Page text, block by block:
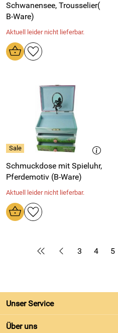
Schwanensee, Trousselier(
B-Ware)
Aktuell leider nicht lieferbar.
Schmuckdose mit Spieluhr,
Pferdemotiv (B-Ware)
Aktuell leider nicht lieferbar.
3 4 5
Unser Service
Kontakt
Über uns